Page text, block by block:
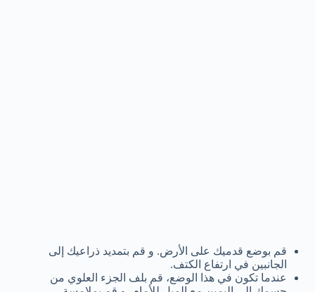
قم بوضع قدميك على الأرض. و قم بتمديد ذراعيك إلى
الجانبين في ارتفاع الكتف.
عندما تكون في هذا الوضع، قم بلف الجزء العلوي من